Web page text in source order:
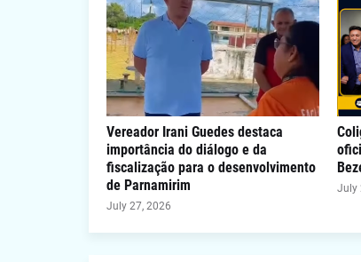
Vereador Irani Guedes destaca
importância do diálogo e da
fiscalização para o desenvolvimento
de Parnamirim
July 27, 2026
July